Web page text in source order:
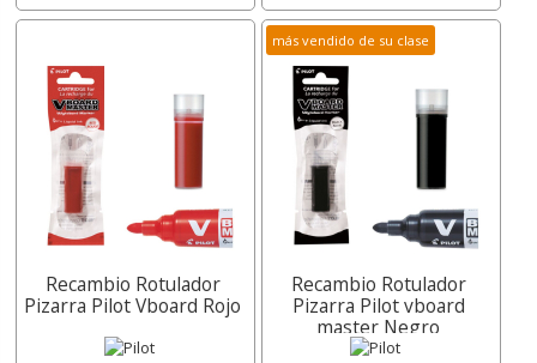
Recambio Rotulador
Pizarra Pilot Vboard Rojo
más vendido de su clase
Recambio Rotulador
Pizarra Pilot vboard
master Negro